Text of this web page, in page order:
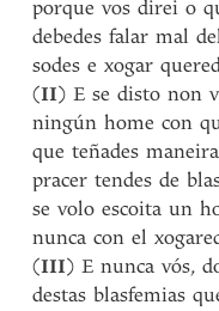
porque vos direi o
debedes falar mal
sodes e xogar
(II) E se disto non
ningún home con
que teñades
pracer tendes de
se volo escoita un
nunca con el
(III) E nunca vós,
destas blasfemias